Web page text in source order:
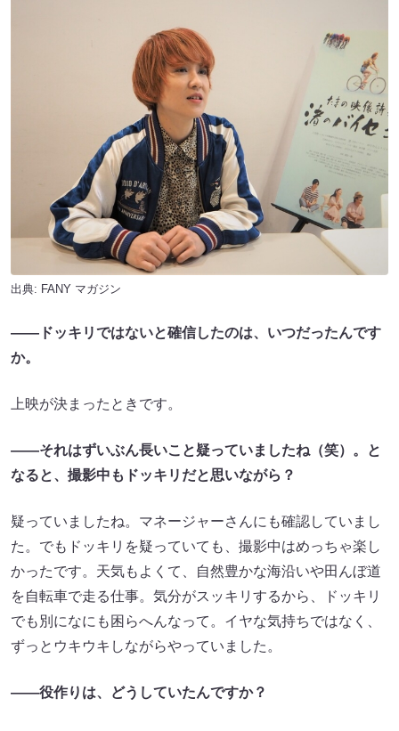
出典: FANY マガジン
——ドッキリではないと確信したのは、いつだったんです
か。
上映が決まったときです。
——それはずいぶん長いこと疑っていましたね（笑）。と
なると、撮影中もドッキリだと思いながら？
疑っていましたね。マネージャーさんにも確認していまし
た。でもドッキリを疑っていても、撮影中はめっちゃ楽し
かったです。天気もよくて、自然豊かな海沿いや田んぼ道
を自転車で走る仕事。気分がスッキリするから、ドッキリ
でも別になにも困らへんなって。イヤな気持ちではなく、
ずっとウキウキしながらやっていました。
——役作りは、どうしていたんですか？